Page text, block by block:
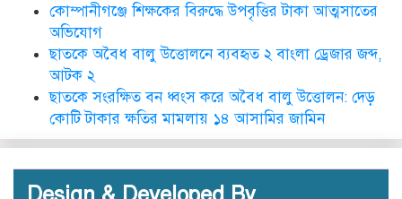
ছাত‌কে দৈনিক সুনামকণ্ঠ’র সপ্তম
ডা. নার্গিস বাহার চৌধুরীর ইন্তেকাল
কোম্পানীগঞ্জে শিক্ষকের বিরুদ্ধে উপবৃত্তির টাকা আত্মসাতের
অভিযোগ
ছাতকে অবৈধ বালু উত্তোলনে ব্যবহৃত ২ বাংলা ড্রেজার জব্দ,
আটক ২
ছাতকে সংরক্ষিত বন ধ্বংস করে অবৈধ বালু উত্তোলন: দেড়
কোটি টাকার ক্ষতির মামলায় ১৪ আসামির জামিন